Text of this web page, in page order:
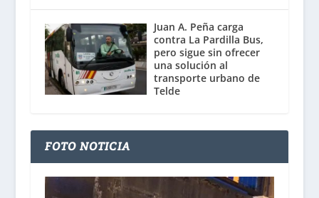
Juan A. Peña carga
contra La Pardilla Bus,
pero sigue sin ofrecer
una solución al
transporte urbano de
Telde
FOTO NOTICIA